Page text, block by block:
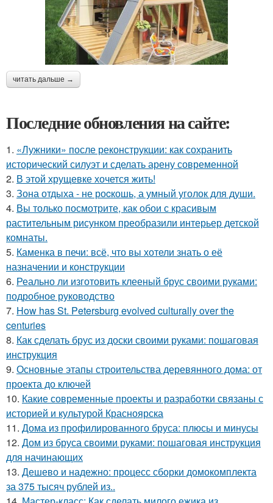
читать дальше →
Последние обновления на сайте:
1. «Лужники» после реконструкции: как сохранить
исторический силуэт и сделать арену современной
2. В этой хрущевке хочется жить!
3. Зона отдыха - не роcкошь, а умный уголок для души.
4. Вы только посмотрите, как обои с красивым
растительным рисунком преобразили интерьер детской
комнаты.
5. Каменка в печи: всё, что вы хотели знать о её
назначении и конструкции
6. Реально ли изготовить клееный брус своими руками:
подробное руководство
7. How has St. Petersburg evolved culturally over the
centuries
8. Как сделать брус из доски своими руками: пошаговая
инструкция
9. Основные этапы строительства деревянного дома: от
проекта до ключей
10. Какие современные проекты и разработки связаны с
историей и культурой Красноярска
11. Дома из профилированного бруса: плюсы и минусы
12. Дом из бруса своими руками: пошаговая инструкция
для начинающих
13. Дешево и надежно: процесс сборки домокомплекта
за 375 тысяч рублей из..